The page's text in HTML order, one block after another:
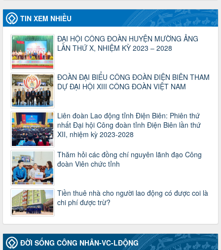
2930/TLĐ-TC
Công văn số 2930/TLĐ-TC, ngày 31/12/2024 của Tổng
LĐLĐ Việt Nam về việc quy định tỷ lệ phân phối tự động
KPCĐ 2% qua tài khoản Công đoàn Việt Nam về các cấp
Công đoàn năm 2025
Thời gian đăng: 06/01/2025
lượt xem: 1066 | lượt tải:437
47-TTCĐ/BTGTU
Thông tin chuyên đề: Một số nôi dung về sắp xếp tổ chức bộ
máy của hệ thống chính trị tinh gọn, hoạt động hiệu lực, hiệu
quả
Thời gian đăng: 25/12/2024
lượt xem: 1222 | lượt tải:339
37/HD-TLĐ
Hướng dẫn Công đoàn với việc tổ chức và hoạt động của
Ban Thanh tra Nhân dân
Thời gian đăng: 27/12/2024
lượt xem: 4945 | lượt tải:1351
35/HD-TLĐ
Hướng dẫn thực hiện một số nội dung chi liên quan đến
công tác kiểm tra, giám sát tại Công đoàn cơ sở
Thời gian đăng: 27/12/2024
lượt xem: 2073 | lượt tải:507
TIN XEM NHIỀU
ĐẠI HỘI CÔNG ĐOÀN HUYỆN MƯỜNG ẢNG
LẦN THỨ X, NHIỆM KỲ 2023 – 2028
ĐOÀN ĐẠI BIỂU CÔNG ĐOÀN ĐIỆN BIÊN THAM
DỰ ĐẠI HỘI XIII CÔNG ĐOÀN VIỆT NAM
Liên đoàn Lao động tỉnh Điện Biên: Phiên thứ
nhất Đại hội Công đoàn tỉnh Điện Biên lần thứ
XII, nhiệm kỳ 2023-2028
Thăm hỏi các đồng chí nguyên lãnh đạo Công
đoàn Viên chức tỉnh
Tiền thuê nhà cho người lao động có được coi là
chi phí được trừ?
ĐỜI SỐNG CÔNG NHÂN-VC-LĐỘNG